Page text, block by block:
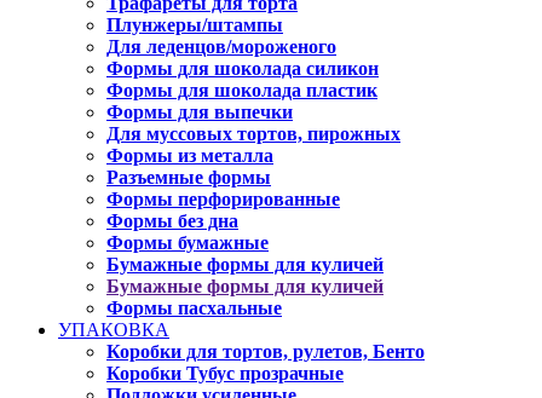
Плунжеры/штампы
Для леденцов/мороженого
Формы для шоколада силикон
Формы для шоколада пластик
Формы для выпечки
Для муссовых тортов, пирожных
Формы из металла
Разъемные формы
Формы перфорированные
Формы без дна
Формы бумажные
Бумажные формы для куличей
Бумажные формы для куличей
Формы пасхальные
УПАКОВКА
Коробки для тортов, рулетов, Бенто
Коробки Тубус прозрачные